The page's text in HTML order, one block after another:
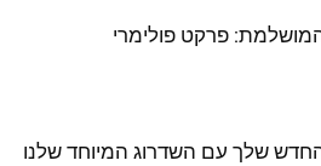
פרקט פולימרי
שלך עם השדרוג המיוחד שלנו